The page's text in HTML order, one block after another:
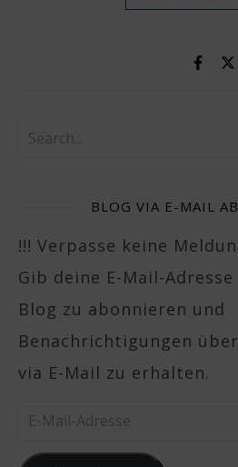
BLOG VIA E-MAIL
!!! Verpasse keine
Gib deine E-Mail-
Blog zu abonnieren und
Benachrichtigungen
via E-Mail zu erhalten.
E-Mail-Adresse